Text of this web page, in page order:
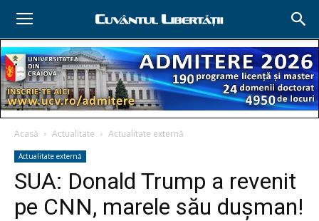
Acasă Actualitate Actualitate externă
Actualitate externă
SUA: Donald Trump a revenit
pe CNN, marele său duşman!